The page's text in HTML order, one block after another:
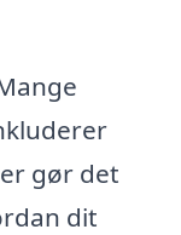
gør det
dit